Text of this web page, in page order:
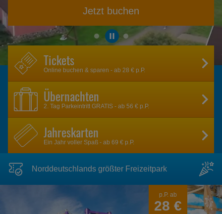
Mehr entdecken
Tickets
Online buchen & sparen - ab 28 € p.P.
Übernachten
2. Tag Parkeintritt GRATIS - ab 56 € p.P.
Jahreskarten
Ein Jahr voller Spaß - ab 69 € p.P.
Norddeutschlands größter Freizeitpark
Heide p.P. ab
28 €